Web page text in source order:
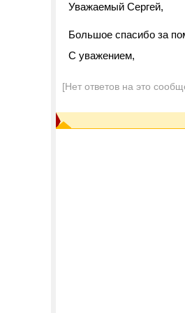
Уважаемый Сергей,
Большое спасибо за
С уважением,
[Нет ответов на это